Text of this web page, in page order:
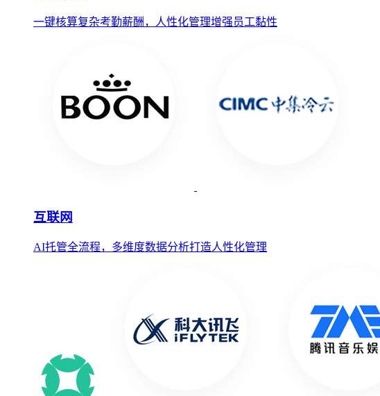
一键核算复杂考勤薪酬，人性化管理增强员工黏性
互联网
AI托管全流程，多维度数据分析打造人性化管理